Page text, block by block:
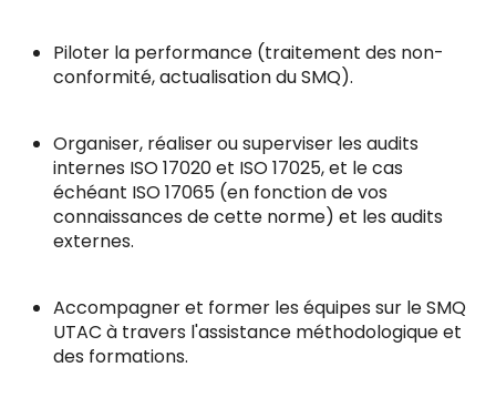
Piloter la performance (traitement des non-
conformité, actualisation du SMQ).
Organiser, réaliser ou superviser les audits
internes ISO 17020 et ISO 17025, et le cas
échéant ISO 17065 (en fonction de vos
connaissances de cette norme) et les audits
externes.
Accompagner et former les équipes sur le SMQ
UTAC à travers l'assistance méthodologique et
des formations.